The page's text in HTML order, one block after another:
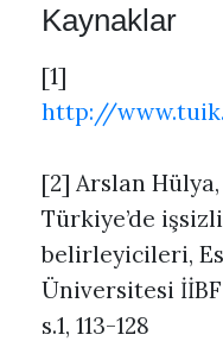
Kaynaklar
[1]
http://
[2] Arslan
Türkiye’de
belirleyicileri,
Üniversitesi İİBF
s.1, 113-128